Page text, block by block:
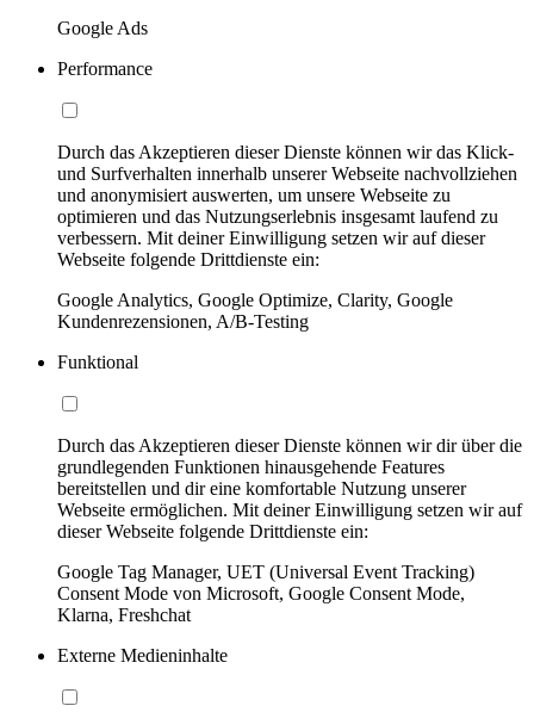
Google Ads
Performance
Durch das Akzeptieren dieser Dienste können wir das Klick-
und Surfverhalten innerhalb unserer Webseite nachvollziehen
und anonymisiert auswerten, um unsere Webseite zu
optimieren und das Nutzungserlebnis insgesamt laufend zu
verbessern. Mit deiner Einwilligung setzen wir auf dieser
Webseite folgende Drittdienste ein:
Google Analytics, Google Optimize, Clarity, Google
Kundenrezensionen, A/B-Testing
Funktional
Durch das Akzeptieren dieser Dienste können wir dir über die
grundlegenden Funktionen hinausgehende Features
bereitstellen und dir eine komfortable Nutzung unserer
Webseite ermöglichen. Mit deiner Einwilligung setzen wir auf
dieser Webseite folgende Drittdienste ein:
Google Tag Manager, UET (Universal Event Tracking)
Consent Mode von Microsoft, Google Consent Mode,
Klarna, Freshchat
Externe Medieninhalte